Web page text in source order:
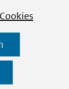
Cookies